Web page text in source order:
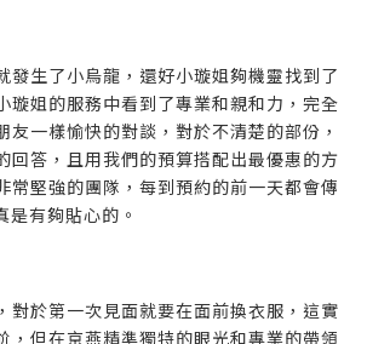
發生了小烏龍，還好小璇姐夠機靈找到了
璇姐的服務中看到了專業和親和力，完全
友一樣愉快的對談，對於不清楚的部份，
回答，且用我們的預算搭配出最優惠的方
常堅強的團隊，每到預約的前一天都會傳
有夠貼心的。
對於第一次見面就要在面前換衣服，這實
，但在京燕精準獨特的眼光和專業的帶領